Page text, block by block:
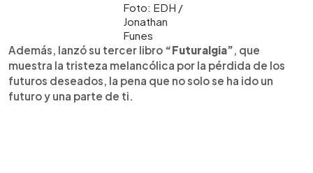
Foto: EDH /
Jonathan
Funes
Además, lanzó su tercer libro “Futuralgia”, que
muestra la tristeza melancólica por la pérdida de los
futuros deseados, la pena que no solo se ha ido un
futuro y una parte de ti.